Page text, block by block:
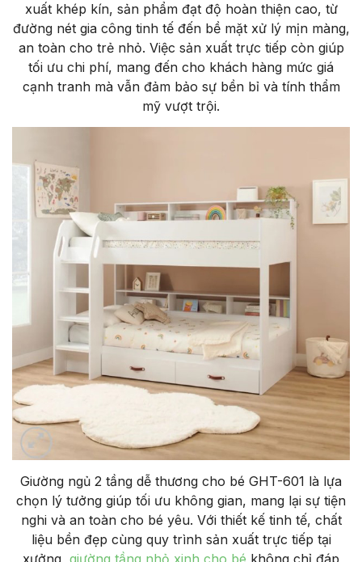
xuất khép kín, sản phẩm đạt độ hoàn thiện cao, từ
đường nét gia công tinh tế đến bề mặt xử lý mịn màng,
an toàn cho trẻ nhỏ. Việc sản xuất trực tiếp còn giúp
tối ưu chi phí, mang đến cho khách hàng mức giá
cạnh tranh mà vẫn đảm bảo sự bền bỉ và tính thẩm
mỹ vượt trội.
Giường ngủ 2 tầng dễ thương cho bé GHT-601 là lựa
chọn lý tưởng giúp tối ưu không gian, mang lại sự tiện
nghi và an toàn cho bé yêu. Với thiết kế tinh tế, chất
liệu bền đẹp cùng quy trình sản xuất trực tiếp tại
xưởng, giường tầng nhỏ xinh cho bé không chỉ đáp